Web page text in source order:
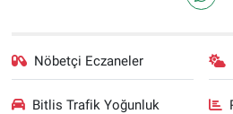
Nöbetçi Eczaneler
Bitlis Trafik Yoğunluk